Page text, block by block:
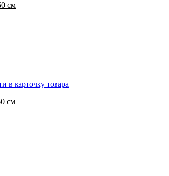
см
в карточку товара
см